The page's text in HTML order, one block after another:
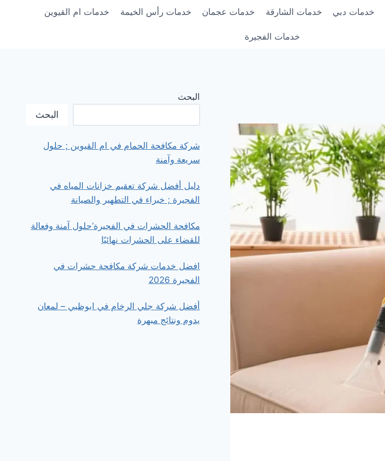
خدمات دبي خدمات الشارقة خدمات عجمان خدمات رأس الخيمة خدمات ام القيوين
خدمات الفجيرة
البحث
البحث
شركة مكافحة الحمام في ام القيوين ; حلول
سريعة وآمنة
دليل أفضل شركة تعقيم خزانات المياه في
الفجيرة ; خبراء في التطهير والصيانة
مكافحة الحشرات في الفجيرة’حلول آمنة وفعالة
للقضاء على الحشرات نهائيًا
افضل خدمات شركة مكافحة حشرات في
الفجيرة 2026
أفضل شركة جلي الرخام في ابوظبي – لمعان
يدوم ونتائج مبهرة